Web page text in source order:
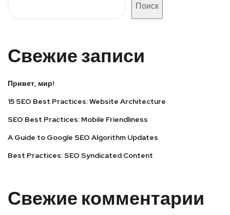
Поиск
Свежие записи
Привет, мир!
15 SEO Best Practices: Website Architecture
SEO Best Practices: Mobile Friendliness
A Guide to Google SEO Algorithm Updates
Best Practices: SEO Syndicated Content
Свежие комментарии